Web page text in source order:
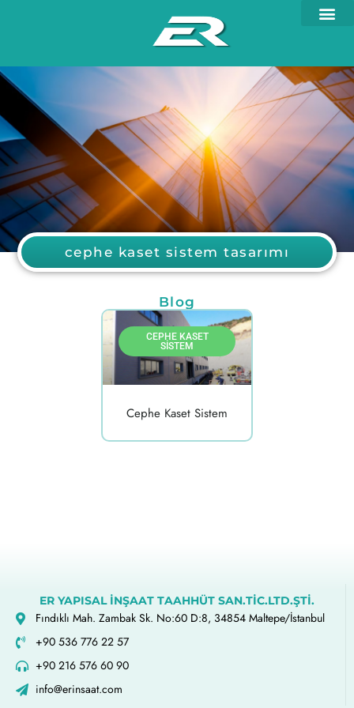
cephe kaset sistem tasarımı
Blog
CEPHE KASET
SISTEM
Cephe Kaset Sistem
ER YAPISAL İNŞAAT TAAHHÜT SAN.TİC.LTD.ŞTİ.
Fındıklı Mah. Zambak Sk. No:60 D:8, 34854 Maltepe/İstanbul
+90 536 776 22 57
+90 216 576 60 90
info@erinsaat.com